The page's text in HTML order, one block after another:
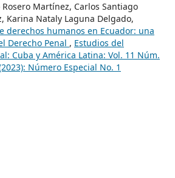
Martínez, Carlos Santiago
Karina Nataly Laguna Delgado,
derechos humanos en Ecuador: una
Derecho Penal , Estudios del
Cuba y América Latina: Vol. 11 Núm.
Número Especial No. 1